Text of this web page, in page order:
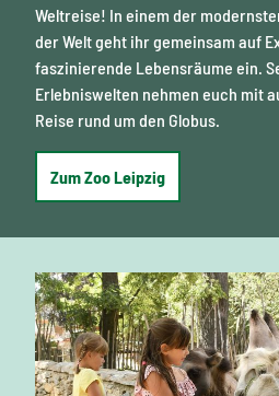
Weltreise! In einem der
der Welt geht ihr gemeinsam auf
faszinierende Lebensräume ein.
Erlebniswelten nehmen euch mit
Reise rund um den Globus.
Zum Zoo Leipzig